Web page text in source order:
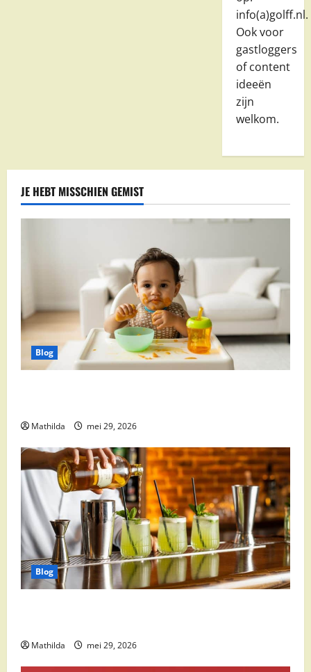
info(a)golff.nl.
Ook voor
gastloggers
of content
ideeën
zijn
welkom.
JE HEBT MISSCHIEN GEMIST
Blog
Mathilda mei 29, 2026
Blog
Mathilda mei 29, 2026